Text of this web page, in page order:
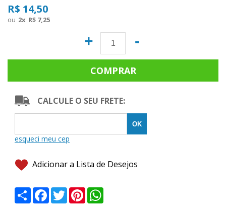
R$ 14,50
2x R$ 7,25
+ -
CALCULE O SEU FRETE:
Adicionar a Lista de Desejos
ShareFacebook
TwitterPinterest